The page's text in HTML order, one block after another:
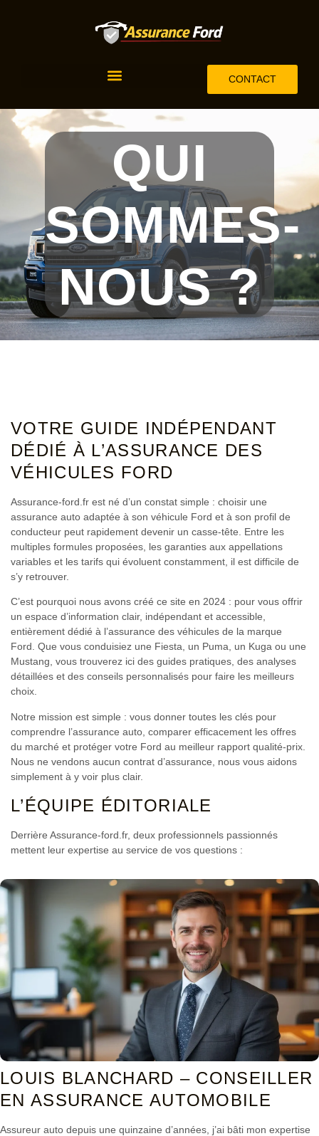
CONTACT
QUI
SOMMES-
NOUS ?
VOTRE GUIDE INDÉPENDANT
DÉDIÉ À L’ASSURANCE DES
VÉHICULES FORD
Assurance-ford.fr est né d’un constat simple : choisir une
assurance auto adaptée à son véhicule Ford et à son profil de
conducteur peut rapidement devenir un casse-tête. Entre les
multiples formules proposées, les garanties aux appellations
variables et les tarifs qui évoluent constamment, il est difficile de
s’y retrouver.
C’est pourquoi nous avons créé ce site en 2024 : pour vous offrir
un espace d’information clair, indépendant et accessible,
entièrement dédié à l’assurance des véhicules de la marque
Ford. Que vous conduisiez une Fiesta, un Puma, un Kuga ou une
Mustang, vous trouverez ici des guides pratiques, des analyses
détaillées et des conseils personnalisés pour faire les meilleurs
choix.
Notre mission est simple : vous donner toutes les clés pour
comprendre l’assurance auto, comparer efficacement les offres
du marché et protéger votre Ford au meilleur rapport qualité-prix.
Nous ne vendons aucun contrat d’assurance, nous vous aidons
simplement à y voir plus clair.
L’ÉQUIPE ÉDITORIALE
Derrière Assurance-ford.fr, deux professionnels passionnés
mettent leur expertise au service de vos questions :
LOUIS BLANCHARD – CONSEILLER
EN ASSURANCE AUTOMOBILE
Assureur auto depuis une quinzaine d’années, j’ai bâti mon expertise